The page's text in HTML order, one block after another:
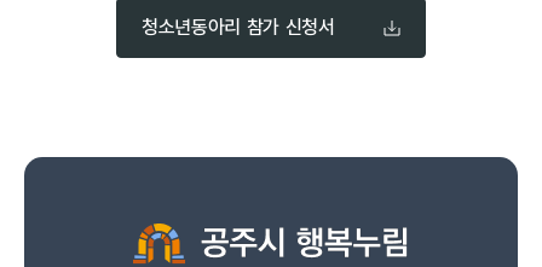
청소년동아리 참가 신청서